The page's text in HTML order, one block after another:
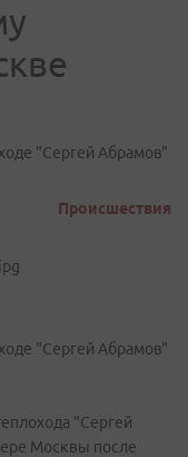
"Сергей Абрамов"
Происшествия
"Сергей Абрамов"
"Сергей
Москвы после